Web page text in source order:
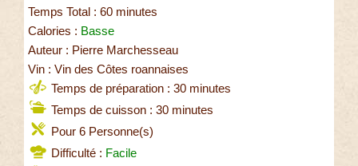
Temps Total : 60 minutes
Calories : Basse
Auteur : Pierre Marchesseau
Vin : Vin des Côtes roannaises
Temps de préparation : 30 minutes
Temps de cuisson : 30 minutes
Pour 6 Personne(s)
Difficulté : Facile